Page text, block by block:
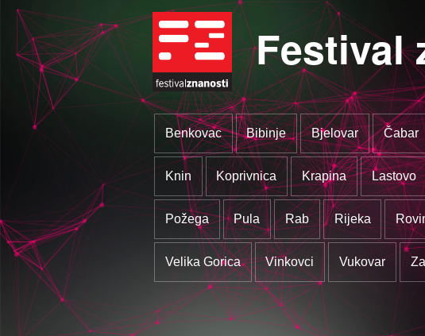
Festival
Benkovac Bibinje Bjelovar Čabar
Knin Koprivnica Krapina Lastovo
Požega Pula Rab Rijeka
Velika Gorica Vinkovci Vukovar